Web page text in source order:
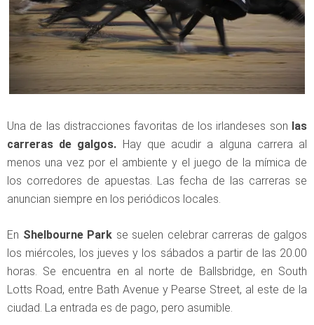
Una de las distracciones favoritas de los irlandeses son las
carreras de galgos. Hay que acudir a alguna carrera al
menos una vez por el ambiente y el juego de la mímica de
los corredores de apuestas. Las fecha de las carreras se
anuncian siempre en los periódicos locales.
En Shelbourne Park se suelen celebrar carreras de galgos
los miércoles, los jueves y los sábados a partir de las 20.00
horas. Se encuentra en al norte de Ballsbridge, en South
Lotts Road, entre Bath Avenue y Pearse Street, al este de la
ciudad. La entrada es de pago, pero asumible.